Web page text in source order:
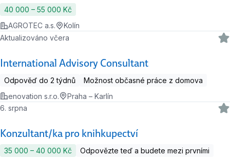
40 000 ‍–‍ 55 000 Kč
AGROTEC a.s.
Kolín
International Advisory Consultant
Aktualizováno včera
Odpověď do 2 týdnů
Možnost občasné práce z domova
enovation s.r.o.
Praha – Karlín
Konzultant/ka pro knihkupectví
6. srpna
35 000 ‍–‍ 40 000 Kč
Odpovězte teď a budete mezi prvními